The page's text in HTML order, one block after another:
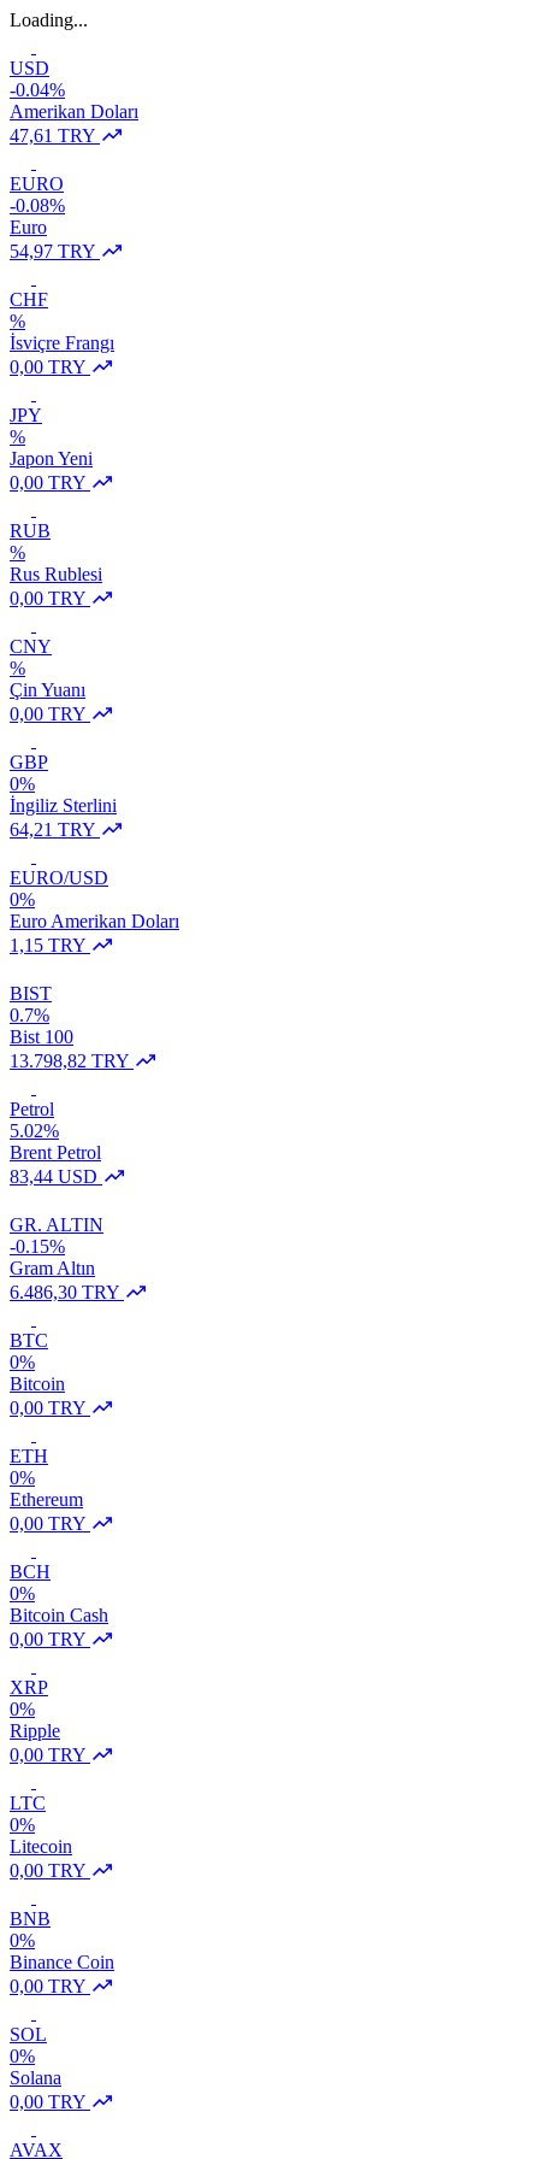
Loading...
USD
-0.04%
Amerikan Doları
47,61 TRY
EURO
-0.08%
Euro
54,97 TRY
CHF
%
İsviçre Frangı
0,00 TRY
JPY
%
Japon Yeni
0,00 TRY
RUB
%
Rus Rublesi
0,00 TRY
CNY
%
Çin Yuanı
0,00 TRY
GBP
0%
İngiliz Sterlini
64,21 TRY
EURO/USD
0%
Euro Amerikan Doları
1,15 TRY
BIST
0.7%
Bist 100
13.798,82 TRY
Petrol
5.02%
Brent Petrol
83,44 USD
GR. ALTIN
-0.15%
Gram Altın
6.486,30 TRY
BTC
0%
Bitcoin
0,00 TRY
ETH
0%
Ethereum
0,00 TRY
BCH
0%
Bitcoin Cash
0,00 TRY
XRP
0%
Ripple
0,00 TRY
LTC
0%
Litecoin
0,00 TRY
BNB
0%
Binance Coin
0,00 TRY
SOL
0%
Solana
0,00 TRY
AVAX